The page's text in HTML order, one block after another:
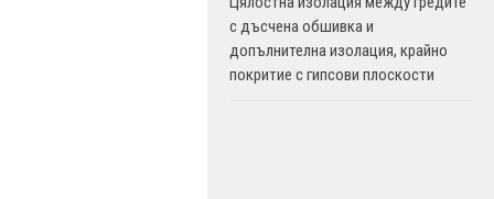
с дъсчена обшивка и
допълнителна изолация, крайно
покритие с гипсови плоскости